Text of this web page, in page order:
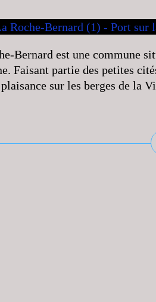
Bernard est une commune
Faisant partie des petites
sur les berges de la